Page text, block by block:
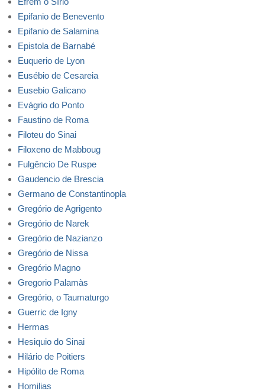
Epifanio de Benevento
Epifanio de Salamina
Epistola de Barnabé
Euquerio de Lyon
Eusébio de Cesareia
Eusebio Galicano
Evágrio do Ponto
Faustino de Roma
Filoteu do Sinai
Filoxeno de Mabboug
Fulgêncio De Ruspe
Gaudencio de Brescia
Germano de Constantinopla
Gregório de Agrigento
Gregório de Narek
Gregório de Nazianzo
Gregório de Nissa
Gregório Magno
Gregorio Palamàs
Gregório, o Taumaturgo
Guerric de Igny
Hermas
Hesiquio do Sinai
Hilário de Poitiers
Hipólito de Roma
Homilias